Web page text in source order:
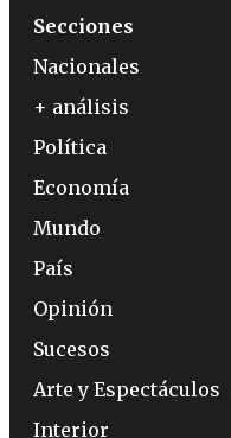
Secciones
Nacionales
+ análisis
Política
Economía
Mundo
País
Opinión
Sucesos
Arte y Espectáculos
Interior